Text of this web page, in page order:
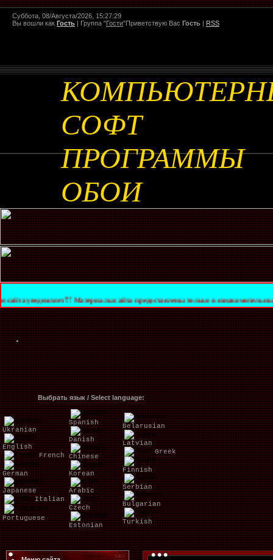
Суббота, 08/Августа/2026, 15:27:29
Вы вошли как Гость | Группа "Гости"Приветствую Вас Гость | RSS
СОФТ
ПРОГРАММЫ
ОБОИ
Материалы сайта предоставлены только в ознакомительных целях. За
Выбрать язык / Select language:
Ukranian
English
French
German
Japanese
Italian
Portuguese
Spanish
Danish
Chinese
Korean
Arabic
Czech
Estonian
Belarusian
Latvian
Greek
Finnish
Serbian
Bulgarian
Turkish